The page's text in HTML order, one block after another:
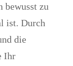
bewusst zu
ist. Durch
die
Ihr